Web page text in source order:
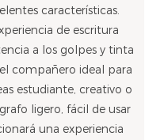
características.
de escritura
a los golpes y tinta
compañero ideal para
estudiante, creativo o
ligero, fácil de usar
una experiencia